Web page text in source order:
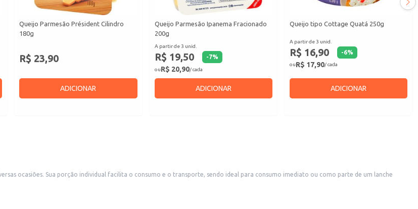
Queijo Parmesão Président Cilindro
180g
R$ 23,90
ADICIONAR
Queijo Parmesão Ipanema Fracionado
200g
A partir de 3 unid.
R$ 19,50 -7%
ouR$ 20,90/ cada
ADICIONAR
Queijo tipo Cottage Quatá 250g
A partir de 3 unid.
R$ 16,90 -6%
ouR$ 17,90/ cada
ADICIONAR
ou como parte de um lanche